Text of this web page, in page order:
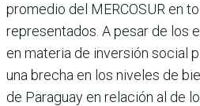
promedio del MERCOSUR en
representados. A pesar de los
en materia de inversión social
una brecha en los niveles de
de Paraguay en relación al de